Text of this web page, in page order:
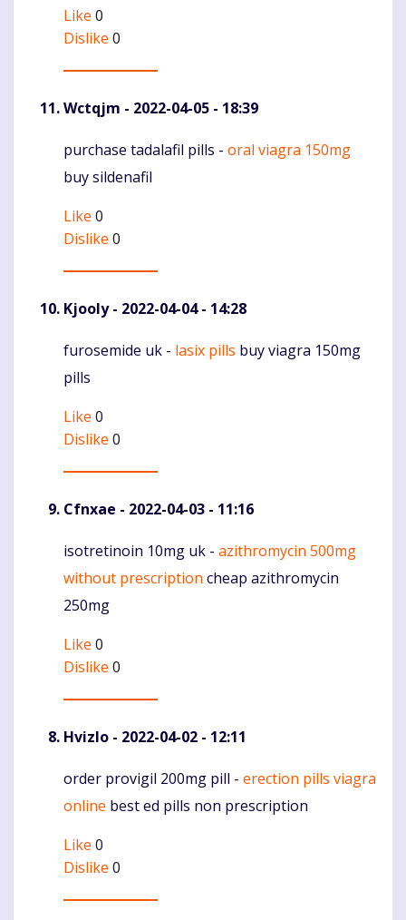
Like 0
Dislike 0
Wctqjm - 2022-04-05 - 18:39
Komentaras
purchase tadalafil pills - oral viagra 150mg
buy sildenafil
Like 0
Dislike 0
Kjooly- 2022-04-04 - 14:28
Komentaras
furosemide uk - lasix pills buy viagra 150mg
pills
Like 0
Dislike 0
Cfnxae - 2022-04-03 - 11:16
Komentaras
isotretinoin 10mg uk - azithromycin 500mg
without prescription cheap azithromycin
250mg
Like 0
Dislike 0
Hvizlo - 2022-04-02 - 12:11
Komentaras
order provigil 200mg pill - erection pills viagra
online best ed pills non prescription
Like 0
Dislike 0